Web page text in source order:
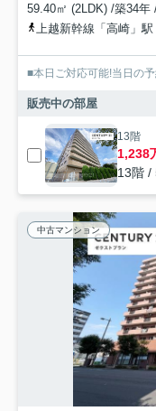
59.40㎡ (2LDK) /築34年
上越新幹線「高崎」
■本日ご対応可能!当日の
販売中の部屋
13階
1,238
13階 /
中古マンション